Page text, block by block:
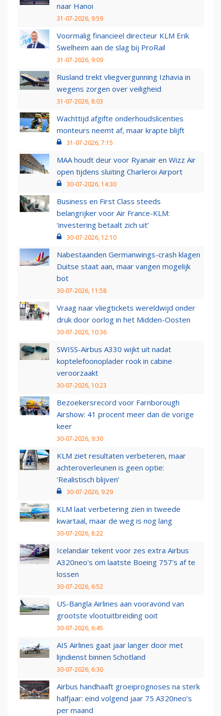
naar Hanoi
31-07-2026, 9:59
Voormalig financieel directeur KLM Erik
Swelheim aan de slag bij ProRail
31-07-2026, 9:09
Rusland trekt vliegvergunning Izhavia in
wegens zorgen over veiligheid
31-07-2026, 8:03
Wachttijd afgifte onderhoudslicenties
monteurs neemt af, maar krapte blijft
31-07-2026, 7:15
MAA houdt deur voor Ryanair en Wizz Air
open tijdens sluiting Charleroi Airport
30-07-2026, 14:30
Business en First Class steeds
belangrijker voor Air France-KLM:
‘investering betaalt zich uit’
30-07-2026, 12:10
Nabestaanden Germanwings-crash klagen
Duitse staat aan, maar vangen mogelijk
bot
30-07-2026, 11:58
Vraag naar vliegtickets wereldwijd onder
druk door oorlog in het Midden-Oosten
30-07-2026, 10:36
SWISS-Airbus A330 wijkt uit nadat
koptelefoonoplader rook in cabine
veroorzaakt
30-07-2026, 10:23
Bezoekersrecord voor Farnborough
Airshow: 41 procent meer dan de vorige
keer
30-07-2026, 9:30
KLM ziet resultaten verbeteren, maar
achteroverleunen is geen optie:
‘Realistisch blijven’
30-07-2026, 9:29
KLM laat verbetering zien in tweede
kwartaal, maar de weg is nog lang
30-07-2026, 8:22
Icelandair tekent voor zes extra Airbus
A320neo's om laatste Boeing 757's af te
lossen
30-07-2026, 6:52
US-Bangla Airlines aan vooravond van
grootste vlootuitbreiding ooit
30-07-2026, 6:45
AIS Airlines gaat jaar langer door met
lijndienst binnen Schotland
30-07-2026, 6:30
Airbus handhaaft groeiprognoses na sterk
halfjaar: eind volgend jaar 75 A320neo’s
per maand